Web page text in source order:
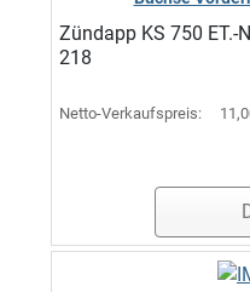
Zündapp KS 750 ET.-
218
Netto-Verkaufspreis: